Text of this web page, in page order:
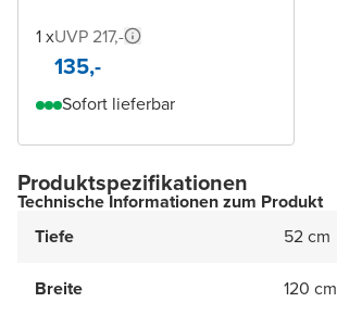
1 xUVP 217,-
135,-
Sofort lieferbar
Produktspezifikationen
Technische Informationen zum Produkt
Tiefe
52 cm
Breite 120 cm